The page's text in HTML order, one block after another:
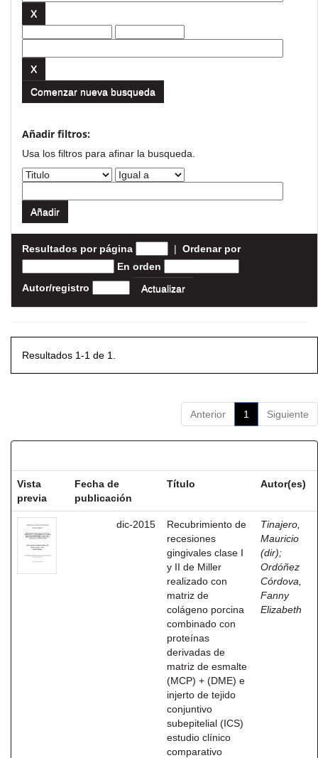
Comenzar nueva busqueda
Añadir filtros:
Usa los filtros para afinar la busqueda.
Resultados por página | Ordenar por
En orden
Autor/registro
Resultados 1-1 de 1.
Anterior 1 Siguiente
Vista
previa
Fecha de
publicación
Título Autor(es)
dic-2015
Recubrimiento de
recesiones
gingivales clase I
y II de Miller
realizado con
matriz de
colágeno porcina
combinado con
proteínas
derivadas de
matriz de esmalte
(MCP) + (DME) e
injerto de tejido
conjuntivo
subepitelial (ICS)
estudio clínico
comparativo
Tinajero,
Mauricio
(dir);
Ordóñez
Córdova,
Fanny
Elizabeth